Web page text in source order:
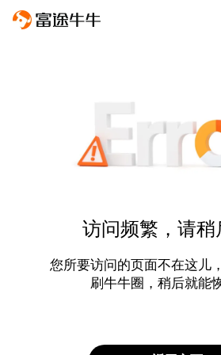
访问频繁，请稍
您所要访问的页面不在这儿
刷牛牛圈，稍后就能